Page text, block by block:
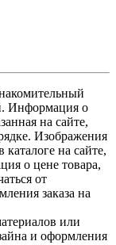
Информация о
на сайте,
Изображения
на сайте,
о цене товара,
от
заказа на
или
и оформления